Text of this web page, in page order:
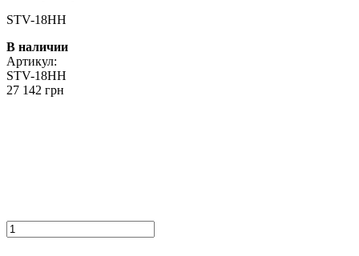
STV-18HH
В наличии
Артикул:
STV-18HH
27 142 грн